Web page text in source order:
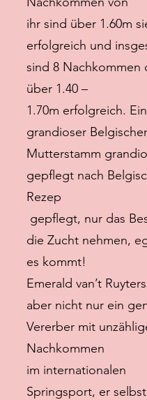
ihr sind über 1.60m
erfolgreich und
sind 8 Nachkommen
über 1.40 –
1.70m erfolgreich. Ein
grandioser Belgischer
Mutterstamm
gepflegt nach
Rezep
gepflegt, nur das
die Zucht nehmen,
es kommt!
Emerald van’t
aber nicht nur ein
Vererber mit
Nachkommen
im internationalen
Springsport, er